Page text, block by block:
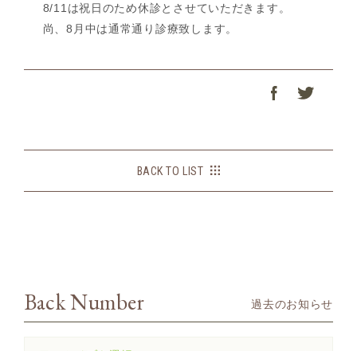
8/11は祝日のため休診とさせていただきます。
尚、8月中は通常通り診療致します。
BACK TO LIST
Back Number 過去のお知らせ